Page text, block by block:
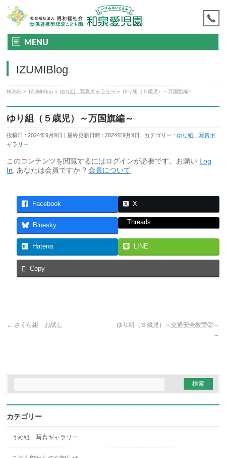
MENU
IZUMIBlog
HOME » IZUMIBlog » ゆり組 写真ギャラリー » ゆり組（５歳児）～万国旗編～
ゆり組（５歳児）～万国旗編～
投稿日 : 2024年9月9日 最終更新日時 : 2024年9月9日 カテゴリー :ゆり組 写真ギ
ャラリー
このコンテンツを閲覧するにはログインが必要です。お願い Log
In . あなたは会員ですか ?会員について
Facebook X
Bluesky Threads
Hatena LINE
Copy
← さくら組 お試し
ゆり組（５歳児）～交通安全教室②～
→
カテゴリー
うめ組 写真ギャラリー